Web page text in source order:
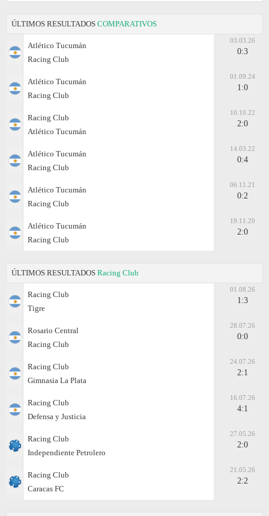
ÚLTIMOS RESULTADOS COMPARATIVOS
Atlético Tucumán
Racing Club
03.03.26
0:3
Atlético Tucumán
Racing Club
01.09.24
1:0
Racing Club
Atlético Tucumán
10.10.22
2:0
Atlético Tucumán
Racing Club
14.03.22
0:4
Atlético Tucumán
Racing Club
06.11.21
0:2
Atlético Tucumán
Racing Club
19.11.20
2:0
ÚLTIMOS RESULTADOS Racing Club
Racing Club
Tigre
01.08.26
1:3
Rosario Central
Racing Club
28.07.26
0:0
Racing Club
Gimnasia La Plata
24.07.26
2:1
Racing Club
Defensa y Justicia
16.07.26
4:1
Racing Club
Independiente Petrolero
27.05.26
2:0
Racing Club
Caracas FC
21.05.26
2:2